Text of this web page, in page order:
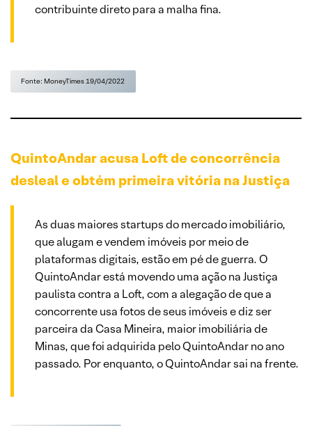
contribuinte direto para a malha fina.
Fonte: MoneyTimes 19/04/2022
QuintoAndar acusa Loft de concorrência
desleal e obtém primeira vitória na Justiça
As duas maiores startups do mercado imobiliário,
que alugam e vendem imóveis por meio de
plataformas digitais, estão em pé de guerra. O
QuintoAndar está movendo uma ação na Justiça
paulista contra a Loft, com a alegação de que a
concorrente usa fotos de seus imóveis e diz ser
parceira da Casa Mineira, maior imobiliária de
Minas, que foi adquirida pelo QuintoAndar no ano
passado. Por enquanto, o QuintoAndar sai na frente.